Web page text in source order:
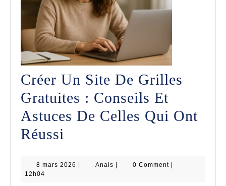
Créer Un Site De Grilles
Gratuites : Conseils Et
Astuces De Celles Qui Ont
Réussi
Site
8 mars 2026 8
Anais Anais 0 Comment
12h04